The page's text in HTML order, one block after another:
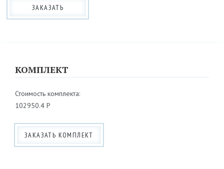
ЗАКАЗАТЬ
КОМПЛЕКТ
Стоимость комплекта:
102950.4 Р
ЗАКАЗАТЬ КОМПЛЕКТ